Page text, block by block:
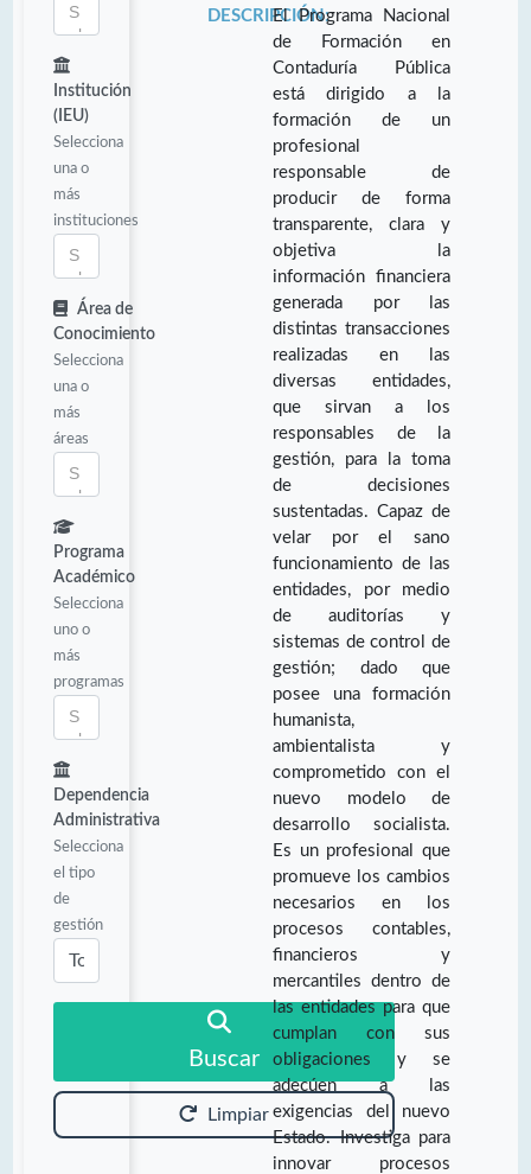
Institución
(IEU)
Selecciona
una o
más
instituciones
Área de
Conocimiento
Selecciona
una o
más
áreas
Programa
Académico
Selecciona
uno o
más
programas
Dependencia
Administrativa
Selecciona
el tipo
de
gestión
Buscar
Limpiar
DESCRIPCIÓN:El Programa Nacional
de Formación en
Contaduría Pública
está dirigido a la
formación de un
profesional
responsable de
producir de forma
transparente, clara y
objetiva la
información financiera
generada por las
distintas transacciones
realizadas en las
diversas entidades,
que sirvan a los
responsables de la
gestión, para la toma
de decisiones
sustentadas. Capaz de
velar por el sano
funcionamiento de las
entidades, por medio
de auditorías y
sistemas de control de
gestión; dado que
posee una formación
humanista,
ambientalista y
comprometido con el
nuevo modelo de
desarrollo socialista.
Es un profesional que
promueve los cambios
necesarios en los
procesos contables,
financieros y
mercantiles dentro de
las entidades para que
cumplan con sus
obligaciones y se
adecúen a las
exigencias del nuevo
Estado. Investiga para
innovar procesos